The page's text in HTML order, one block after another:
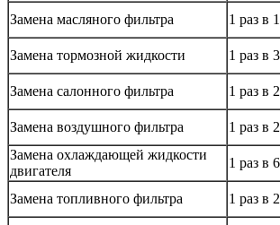
Замена масляного фильтра
1 раз в
Замена тормозной жидкости
1 раз в
Замена салонного фильтра
1 раз в
Замена воздушного фильтра
1 раз в
Замена охлаждающей жидкости
двигателя
1 раз в
Замена топливного фильтра
1 раз в